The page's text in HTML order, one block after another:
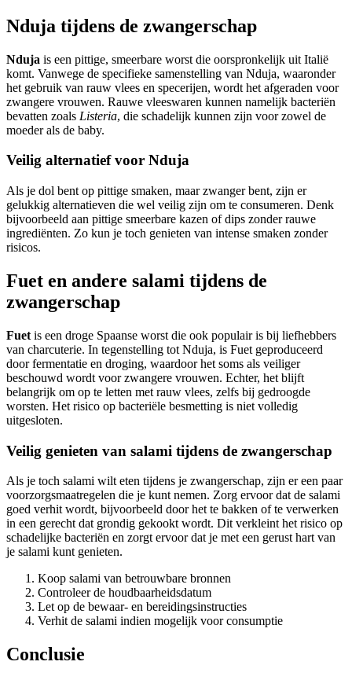
Nduja tijdens de zwangerschap
Nduja is een pittige, smeerbare worst die oorspronkelijk uit Italië
komt. Vanwege de specifieke samenstelling van Nduja, waaronder
het gebruik van rauw vlees en specerijen, wordt het afgeraden voor
zwangere vrouwen. Rauwe vleeswaren kunnen namelijk bacteriën
bevatten zoals Listeria, die schadelijk kunnen zijn voor zowel de
moeder als de baby.
Veilig alternatief voor Nduja
Als je dol bent op pittige smaken, maar zwanger bent, zijn er
gelukkig alternatieven die wel veilig zijn om te consumeren. Denk
bijvoorbeeld aan pittige smeerbare kazen of dips zonder rauwe
ingrediënten. Zo kun je toch genieten van intense smaken zonder
risicos.
Fuet en andere salami tijdens de
zwangerschap
Fuet is een droge Spaanse worst die ook populair is bij liefhebbers
van charcuterie. In tegenstelling tot Nduja, is Fuet geproduceerd
door fermentatie en droging, waardoor het soms als veiliger
beschouwd wordt voor zwangere vrouwen. Echter, het blijft
belangrijk om op te letten met rauw vlees, zelfs bij gedroogde
worsten. Het risico op bacteriële besmetting is niet volledig
uitgesloten.
Veilig genieten van salami tijdens de zwangerschap
Als je toch salami wilt eten tijdens je zwangerschap, zijn er een paar
voorzorgsmaatregelen die je kunt nemen. Zorg ervoor dat de salami
goed verhit wordt, bijvoorbeeld door het te bakken of te verwerken
in een gerecht dat grondig gekookt wordt. Dit verkleint het risico op
schadelijke bacteriën en zorgt ervoor dat je met een gerust hart van
je salami kunt genieten.
Koop salami van betrouwbare bronnen
Controleer de houdbaarheidsdatum
Let op de bewaar- en bereidingsinstructies
Verhit de salami indien mogelijk voor consumptie
Conclusie